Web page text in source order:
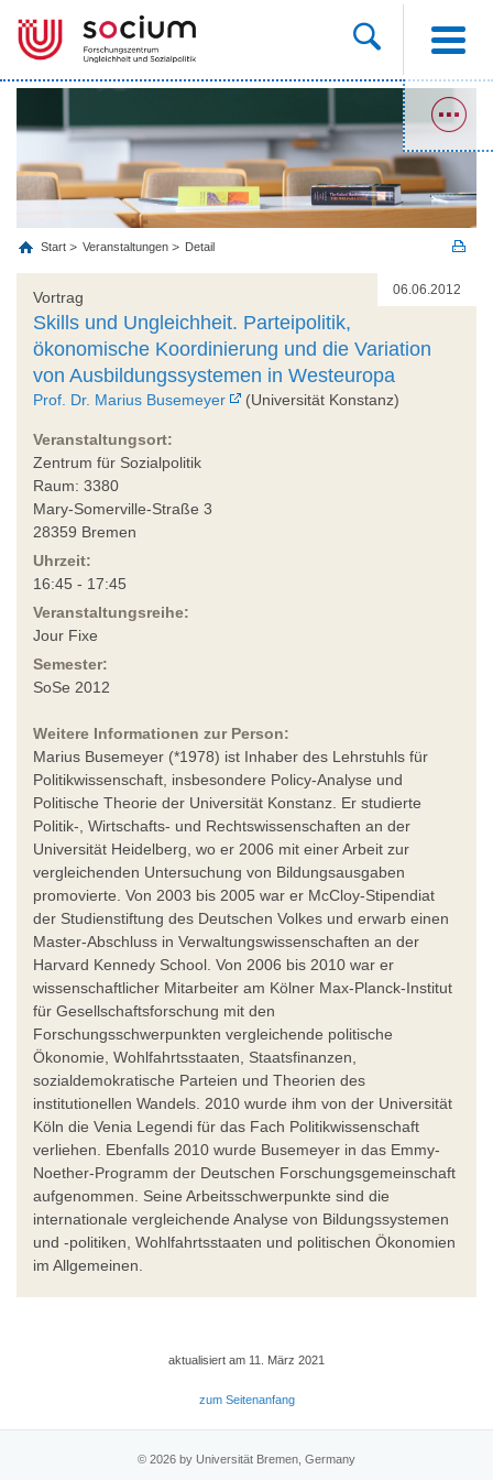
Start Veranstaltungen Detail
06.06.2012
Vortrag
Skills und Ungleichheit. Parteipolitik,
ökonomische Koordinierung und die Variation
von Ausbildungssystemen in Westeuropa
Prof. Dr. Marius Busemeyer (Universität Konstanz)
Veranstaltungsort:
Zentrum für Sozialpolitik
Raum: 3380
Mary-Somerville-Straße 3
28359 Bremen
Uhrzeit:
16:45 - 17:45
Veranstaltungsreihe:
Jour Fixe
Semester:
SoSe 2012
Weitere Informationen zur Person:
Marius Busemeyer (*1978) ist Inhaber des Lehrstuhls für
Politikwissenschaft, insbesondere Policy-Analyse und
Politische Theorie der Universität Konstanz. Er studierte
Politik-, Wirtschafts- und Rechtswissenschaften an der
Universität Heidelberg, wo er 2006 mit einer Arbeit zur
vergleichenden Untersuchung von Bildungsausgaben
promovierte. Von 2003 bis 2005 war er McCloy-Stipendiat
der Studienstiftung des Deutschen Volkes und erwarb einen
Master-Abschluss in Verwaltungswissenschaften an der
Harvard Kennedy School. Von 2006 bis 2010 war er
wissenschaftlicher Mitarbeiter am Kölner Max-Planck-Institut
für Gesellschaftsforschung mit den
Forschungsschwerpunkten vergleichende politische
Ökonomie, Wohlfahrtsstaaten, Staatsfinanzen,
sozialdemokratische Parteien und Theorien des
institutionellen Wandels. 2010 wurde ihm von der Universität
Köln die Venia Legendi für das Fach Politikwissenschaft
verliehen. Ebenfalls 2010 wurde Busemeyer in das Emmy-
Noether-Programm der Deutschen Forschungsgemeinschaft
aufgenommen. Seine Arbeitsschwerpunkte sind die
internationale vergleichende Analyse von Bildungssystemen
und -politiken, Wohlfahrtsstaaten und politischen Ökonomien
im Allgemeinen.
aktualisiert am 11. März 2021
zum Seitenanfang
© 2026 by Universität Bremen, Germany